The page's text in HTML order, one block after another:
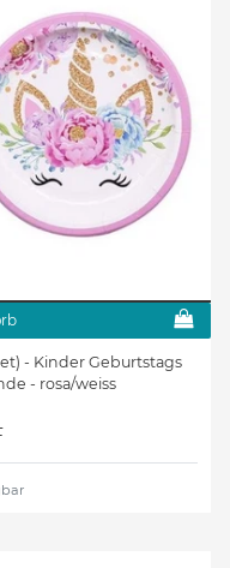
- Kinder Geburtstags
- rosa/weiss